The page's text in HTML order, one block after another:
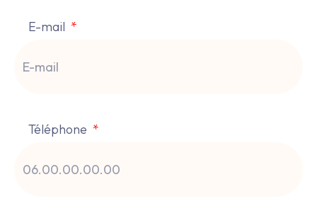
E-mail
Téléphone